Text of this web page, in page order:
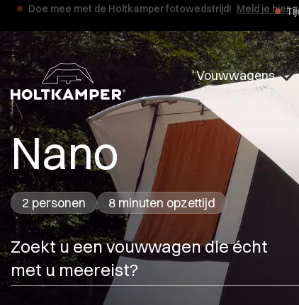
Vouwwagens
Nano
2 personen 8 minuten opzettijd
Zoekt u een vouwwagen die écht
met u meereist?